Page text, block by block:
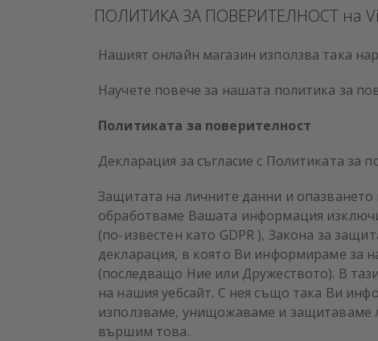
ПОЛИТИКА ЗА ПОВЕРИТЕЛНОСТ на
Нашият онлайн магазин използва така
Научете повече за нашата политика за
Политиката за поверителност
Декларация за съгласие с Политиката за
Защитата на личните данни и
обработваме Вашата информация
(по-известен като GDPR ), Закона за
декларация, в която Ви информираме за
(последващо Ние или Дружеството). В
на нашия уебсайт. С нея също така Ви
използваме, унищожаваме и защитаваме
вършим това.